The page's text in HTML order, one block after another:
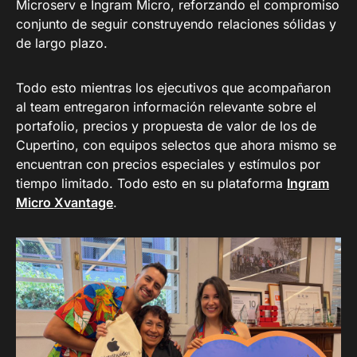
Microserv e Ingram Micro, reforzando el compromiso
conjunto de seguir construyendo relaciones sólidas y
de largo plazo.
Todo esto mientras los ejecutivos que acompañaron
al team entregaron información relevante sobre el
portafolio, precios y propuesta de valor de los de
Cupertino, con equipos selectos que ahora mismo se
encuentran con precios especiales y estímulos por
tiempo limitado. Todo esto en su plataforma Ingram
Micro Xvantage.